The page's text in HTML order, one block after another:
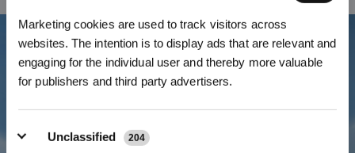
Marketing cookies are used to track visitors across
websites. The intention is to display ads that are relevant and
engaging for the individual user and thereby more valuable
for publishers and third party advertisers.
Unclassified 204
*I nuovi iscritti possono utilizzare 3000 punti per ottenere uno sconto
di 30€ sul primo ordine quando il pagamento supera i 1000€.